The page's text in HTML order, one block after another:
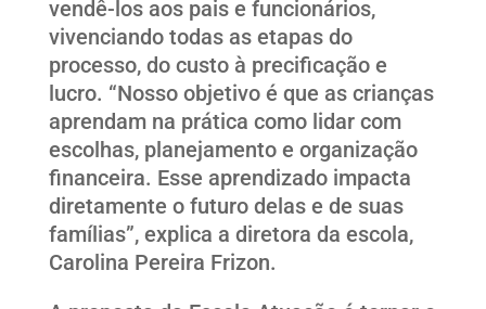
vendê-los aos pais e funcionários,
vivenciando todas as etapas do
processo, do custo à precificação e
lucro. “Nosso objetivo é que as crianças
aprendam na prática como lidar com
escolhas, planejamento e organização
financeira. Esse aprendizado impacta
diretamente o futuro delas e de suas
famílias”, explica a diretora da escola,
Carolina Pereira Frizon.